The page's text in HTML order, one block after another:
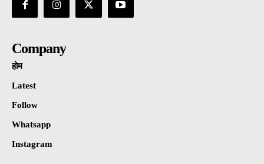
Company
होम
Latest
Follow
Whatsapp
Instagram